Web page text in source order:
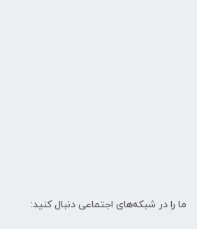
ما را در شبکه‌های اجتماعی دنبال کنید: